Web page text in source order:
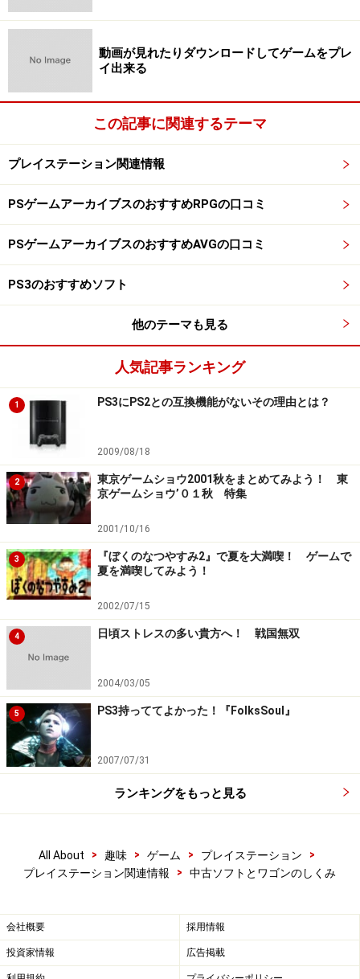
動画が見れたりダウンロードしてゲームをプレ
イ出来る
この記事に関連するテーマ
プレイステーション関連情報
PSゲームアーカイブスのおすすめRPGの口コミ
PSゲームアーカイブスのおすすめAVGの口コミ
PS3のおすすめソフト
他のテーマも見る
人気記事ランキング
1 PS3にPS2との互換機能がないその理由とは？
2009/08/18
2
東京ゲームショウ2001秋をまとめてみよう！ 東
京ゲームショウ’０１秋 特集
2001/10/16
3
『ぼくのなつやすみ2』で夏を大満喫！ ゲームで
夏を満喫してみよう！
2002/07/15
4 日頃ストレスの多い貴方へ！ 戦国無双
2004/03/05
5 PS3持っててよかった！『FolksSoul』
2007/07/31
ランキングをもっと見る
All About > 趣味 > ゲーム > プレイステーション
>
プレイステーション関連情報
> 中古ソフトとワゴンのしくみ
会社概要 採用情報
投資家情報 広告掲載